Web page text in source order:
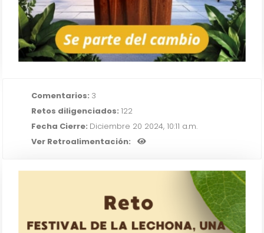
Comentarios: 3
Retos diligenciados: 122
Fecha Cierre: Diciembre 20 2024, 10:11 a.m.
Ver Retroalimentación: